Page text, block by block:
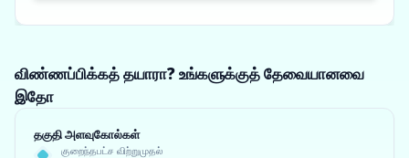
விண்ணப்பிக்கத் தயாரா? உங்களுக்குத் தேவையானவை
இதோ
தகுதி அளவுகோல்கள்
குறைந்தபட்ச விற்றுமுதல்